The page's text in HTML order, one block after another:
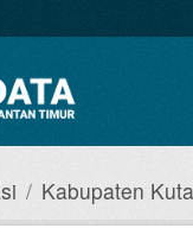
Kabupaten